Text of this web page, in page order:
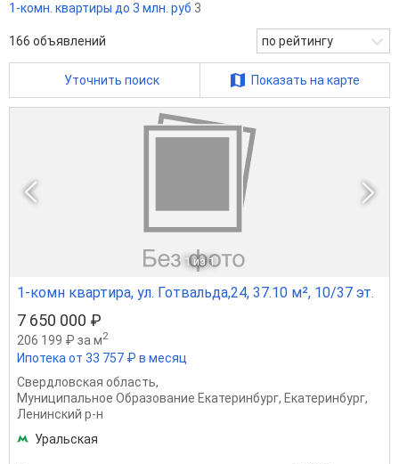
1-комн. квартиры до 3 млн. руб 3
166 объявлений по рейтингу
Уточнить поиск Показать на карте
1 из 1
1-комн квартира, ул. Готвальда,24, 37.10 м², 10/37 эт.
7 650 000 ₽
206 199 ₽ за м2
Ипотека от 33 757 ₽ в месяц
Свердловская область,
Муниципальное Образование Екатеринбург, Екатеринбург,
Ленинский р-н
Уральская